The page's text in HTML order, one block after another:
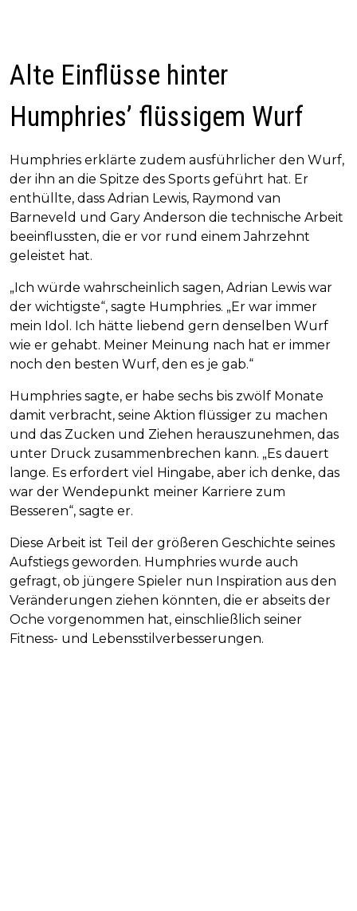
Alte Einflüsse hinter
Humphries’ flüssigem Wurf
Humphries erklärte zudem ausführlicher den Wurf,
der ihn an die Spitze des Sports geführt hat. Er
enthüllte, dass Adrian Lewis, Raymond van
Barneveld und Gary Anderson die technische Arbeit
beeinflussten, die er vor rund einem Jahrzehnt
geleistet hat.
„Ich würde wahrscheinlich sagen, Adrian Lewis war
der wichtigste“, sagte Humphries. „Er war immer
mein Idol. Ich hätte liebend gern denselben Wurf
wie er gehabt. Meiner Meinung nach hat er immer
noch den besten Wurf, den es je gab.“
Humphries sagte, er habe sechs bis zwölf Monate
damit verbracht, seine Aktion flüssiger zu machen
und das Zucken und Ziehen herauszunehmen, das
unter Druck zusammenbrechen kann. „Es dauert
lange. Es erfordert viel Hingabe, aber ich denke, das
war der Wendepunkt meiner Karriere zum
Besseren“, sagte er.
Diese Arbeit ist Teil der größeren Geschichte seines
Aufstiegs geworden. Humphries wurde auch
gefragt, ob jüngere Spieler nun Inspiration aus den
Veränderungen ziehen könnten, die er abseits der
Oche vorgenommen hat, einschließlich seiner
Fitness- und Lebensstilverbesserungen.